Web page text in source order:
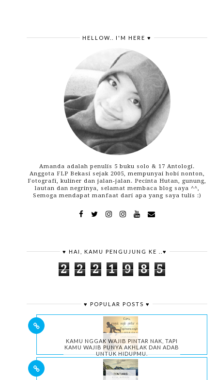
HELLOW.. I'M HERE ♥
Amanda adalah penulis 5 buku solo & 17 Antologi.
Anggota FLP Bekasi sejak 2005, mempunyai hobi nonton,
Fotografi, kuliner dan jalan-jalan. Pecinta Hutan, gunung,
lautan dan negrinya, selamat membaca blog saya ^^,
Semoga mendapat manfaat dari apa yang saya tulis :)
♥ HAI, KAMU PENGUJUNG KE ..♥
2 2 2 1 9 8 5
♥ POPULAR POSTS ♥
KAMU NGGAK WAJIB PINTAR NAK, TAPI
KAMU WAJIB PUNYA AKHLAK DAN ADAB
UNTUK HIDUPMU.